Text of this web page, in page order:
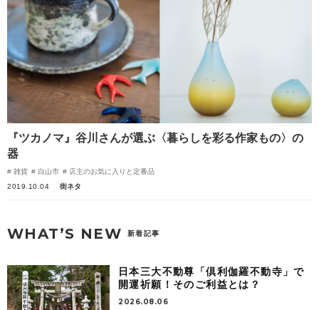
『ツカノマ』谷川さんが選ぶ〈暮らしを彩る作家もの〉の
器
雑貨 白山市
店主のお気に入りと定番品
2019.10.04
街ネタ
WHAT’S NEW 新着記事
日本三大不動尊「倶利伽羅不動寺」で
開運祈願！そのご利益とは？
2026.08.06